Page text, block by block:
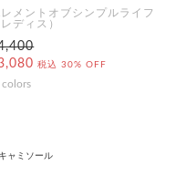
レメントオブシンプルライフ
レディス）
税込 30% OFF
colors
ャミソール